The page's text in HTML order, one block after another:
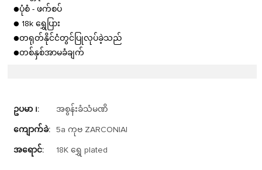
●ပုံစံ - ဖက်စပ်
● 18k ရွှေပြား
●တရုတ်နိုင်ငံတွင်ပြုလုပ်ခဲ့သည်
●တစ်နှစ်အာမခံချက်
ဥပမာ ၊: အစွန်းခံသံမဏိ
ကျောက်ခဲ: 5a ကုဗ ZARCONIAI
အရောင်: 18K ရွှေ plated